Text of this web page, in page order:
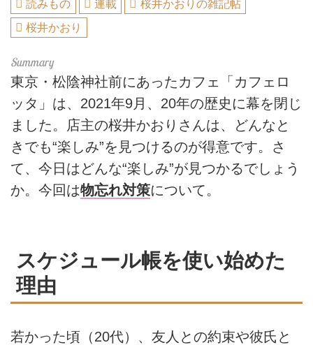
読みもの 連載
桜井かおりの雑記帖
桜井かおり
東京・松陰神社前にあったカフェ「カフェロ
ッタ」は、2021年9月、20年の歴史に幕を閉じ
ました。店主の桜井かおりさんは、どんなと
きでも“楽しみ”を見つけるのが得意です。さ
て、今日はどんな“楽しみ”が見つかるでしょう
か。今回は物忘れ対策について。
スケジュール帳を使い始めた
理由
若かった頃（20代）、友人との約束や彼氏と